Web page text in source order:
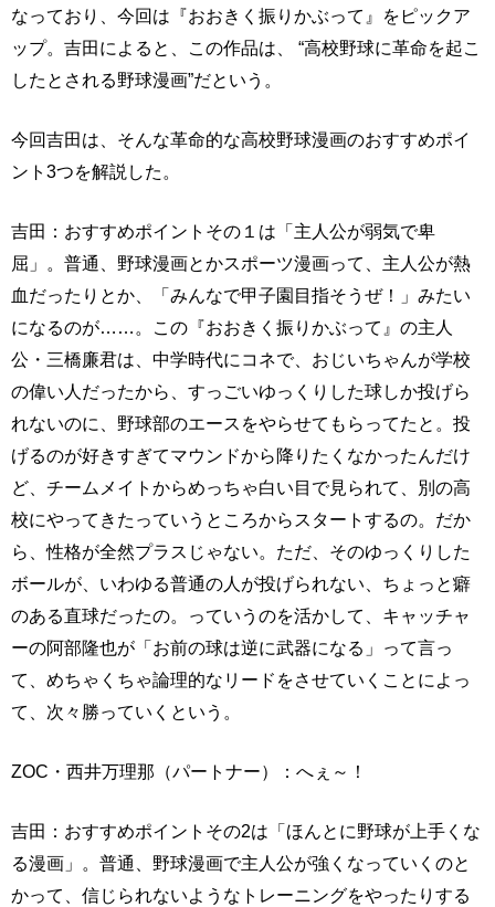
なっており、今回は『おおきく振りかぶって』をピックア
ップ。吉田によると、この作品は、 “高校野球に革命を起こ
したとされる野球漫画”だという。
今回吉田は、そんな革命的な高校野球漫画のおすすめポイ
ント3つを解説した。
吉田：おすすめポイントその１は「主人公が弱気で卑
屈」。普通、野球漫画とかスポーツ漫画って、主人公が熱
血だったりとか、「みんなで甲子園目指そうぜ！」みたい
になるのが……。この『おおきく振りかぶって』の主人
公・三橋廉君は、中学時代にコネで、おじいちゃんが学校
の偉い人だったから、すっごいゆっくりした球しか投げら
れないのに、野球部のエースをやらせてもらってたと。投
げるのが好きすぎてマウンドから降りたくなかったんだけ
ど、チームメイトからめっちゃ白い目で見られて、別の高
校にやってきたっていうところからスタートするの。だか
ら、性格が全然プラスじゃない。ただ、そのゆっくりした
ボールが、いわゆる普通の人が投げられない、ちょっと癖
のある直球だったの。っていうのを活かして、キャッチャ
ーの阿部隆也が「お前の球は逆に武器になる」って言っ
て、めちゃくちゃ論理的なリードをさせていくことによっ
て、次々勝っていくという。
ZOC・西井万理那（パートナー）：へぇ～！
吉田：おすすめポイントその2は「ほんとに野球が上手くな
る漫画」。普通、野球漫画で主人公が強くなっていくのと
かって、信じられないようなトレーニングをやったりする